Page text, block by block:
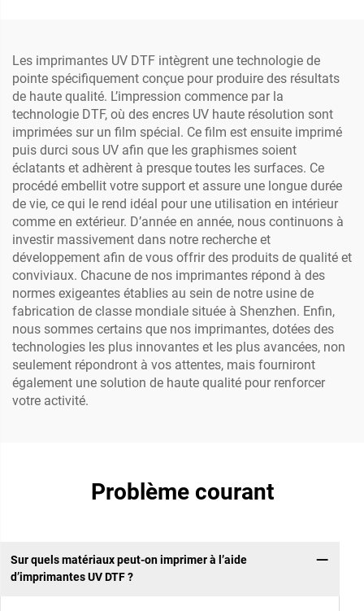
Les imprimantes UV DTF intègrent une technologie de
pointe spécifiquement conçue pour produire des résultats
de haute qualité. L’impression commence par la
technologie DTF, où des encres UV haute résolution sont
imprimées sur un film spécial. Ce film est ensuite imprimé
puis durci sous UV afin que les graphismes soient
éclatants et adhèrent à presque toutes les surfaces. Ce
procédé embellit votre support et assure une longue durée
de vie, ce qui le rend idéal pour une utilisation en intérieur
comme en extérieur. D’année en année, nous continuons à
investir massivement dans notre recherche et
développement afin de vous offrir des produits de qualité et
conviviaux. Chacune de nos imprimantes répond à des
normes exigeantes établies au sein de notre usine de
fabrication de classe mondiale située à Shenzhen. Enfin,
nous sommes certains que nos imprimantes, dotées des
technologies les plus innovantes et les plus avancées, non
seulement répondront à vos attentes, mais fourniront
également une solution de haute qualité pour renforcer
votre activité.
Problème courant
Sur quels matériaux peut-on imprimer à l’aide
d’imprimantes UV DTF ?